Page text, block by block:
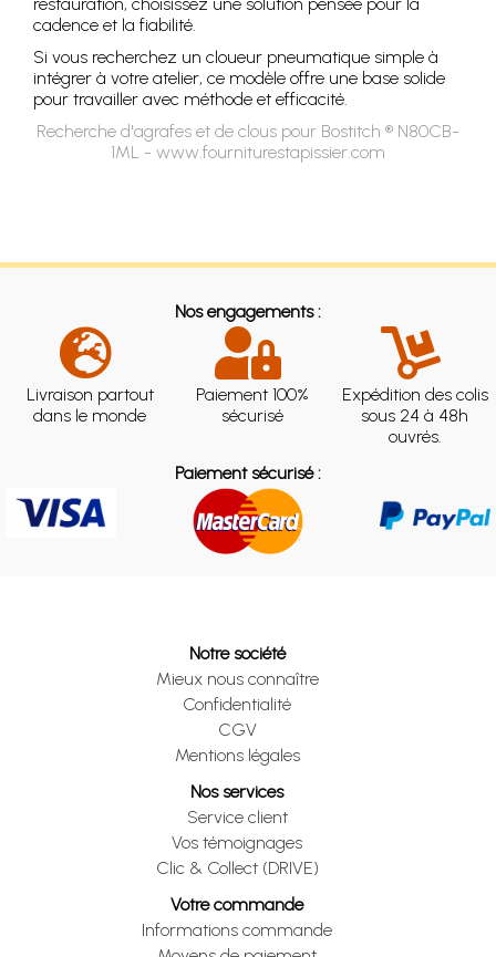
cadence et la fiabilité.
Si vous recherchez un cloueur pneumatique simple à
intégrer à votre atelier, ce modèle offre une base solide
pour travailler avec méthode et efficacité.
Recherche d'agrafes et de clous pour Bostitch ® N80CB-
1ML - www.fourniturestapissier.com
Nos engagements :
Livraison partout
dans le monde
Paiement 100%
sécurisé
Expédition des colis
sous 24 à 48h
ouvrés.
Paiement sécurisé :
Notre société
Mieux nous connaître
Confidentialité
CGV
Mentions légales
Nos services
Service client
Vos témoignages
Clic & Collect (DRIVE)
Votre commande
Informations commande